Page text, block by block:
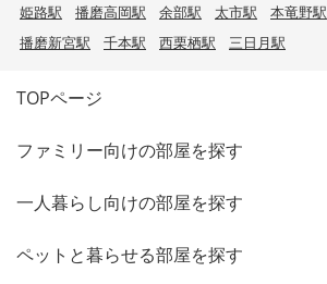
姫路駅 播磨高岡駅 余部駅 太市駅 本竜野駅
播磨新宮駅
千本駅 西栗栖駅 三日月駅
TOPページ
ファミリー向けの部屋を探す
一人暮らし向けの部屋を探す
ペットと暮らせる部屋を探す